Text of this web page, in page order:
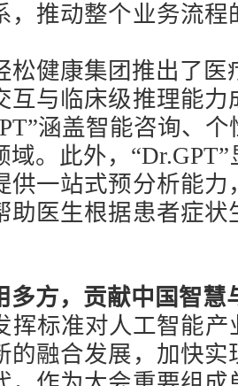
，推动整个业务流
松健康集团推出了医
互与临床级推理能
涵盖智能咨询、
域。此外，
供一站式预分析能
助医生根据患者症
多方，贡献中国智慧
挥标准对人工智能产
的融合发展，加快